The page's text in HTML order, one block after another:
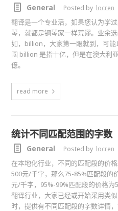
General Posted by locren
翻译是一个专业活，如果您认为学
琴，就都是钢琴家一样荒谬。业余
如，billion，大家第一眼就到，可
國 billion 是指十亿，但是在澳大利
億。
read more
统计不同匹配范围的字数
General Posted by locren
在本地化行业，不同的匹配段的价
500元/千字，那么75-85%匹配段的
元/千字，95%-99%匹配段的价格
翻译行业，大家已经或开始采用类
时，提供有不同匹配段的字数详情